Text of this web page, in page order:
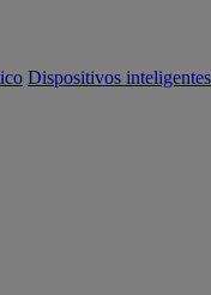
Dispositivos inteligentes